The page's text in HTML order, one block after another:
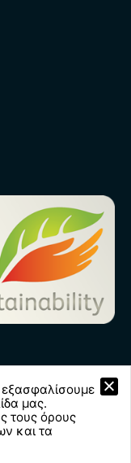
. All Rights
μας.
τους όρους
και τα